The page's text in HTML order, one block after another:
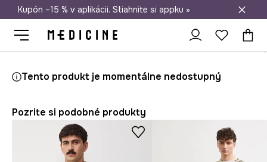
Doprava zadarmo od 50 €
Kupón –15 % v aplikácii. Stiahnite si appku »
Tento produkt je momentálne nedostupný
Pozrite si podobné produkty